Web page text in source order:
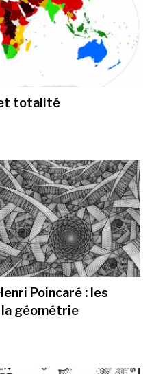
totalité
Poincaré : les
la géométrie